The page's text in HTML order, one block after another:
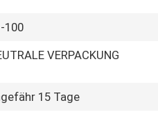
100
VERPACKUNG
15 Tage